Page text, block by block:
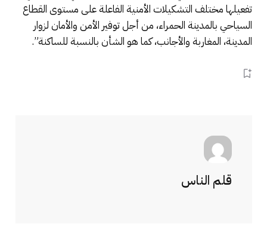
تفعيلها مختلف التشكيلات الأمنية الفاعلة على مستوى القطاع
السياحي بالمدينة الحمراء، من أجل توفير الأمن والأمان لزوار
المدينة، المغاربة والأجانب، كما هو الشأن بالنسبة للساكنة”.
قلم الناس